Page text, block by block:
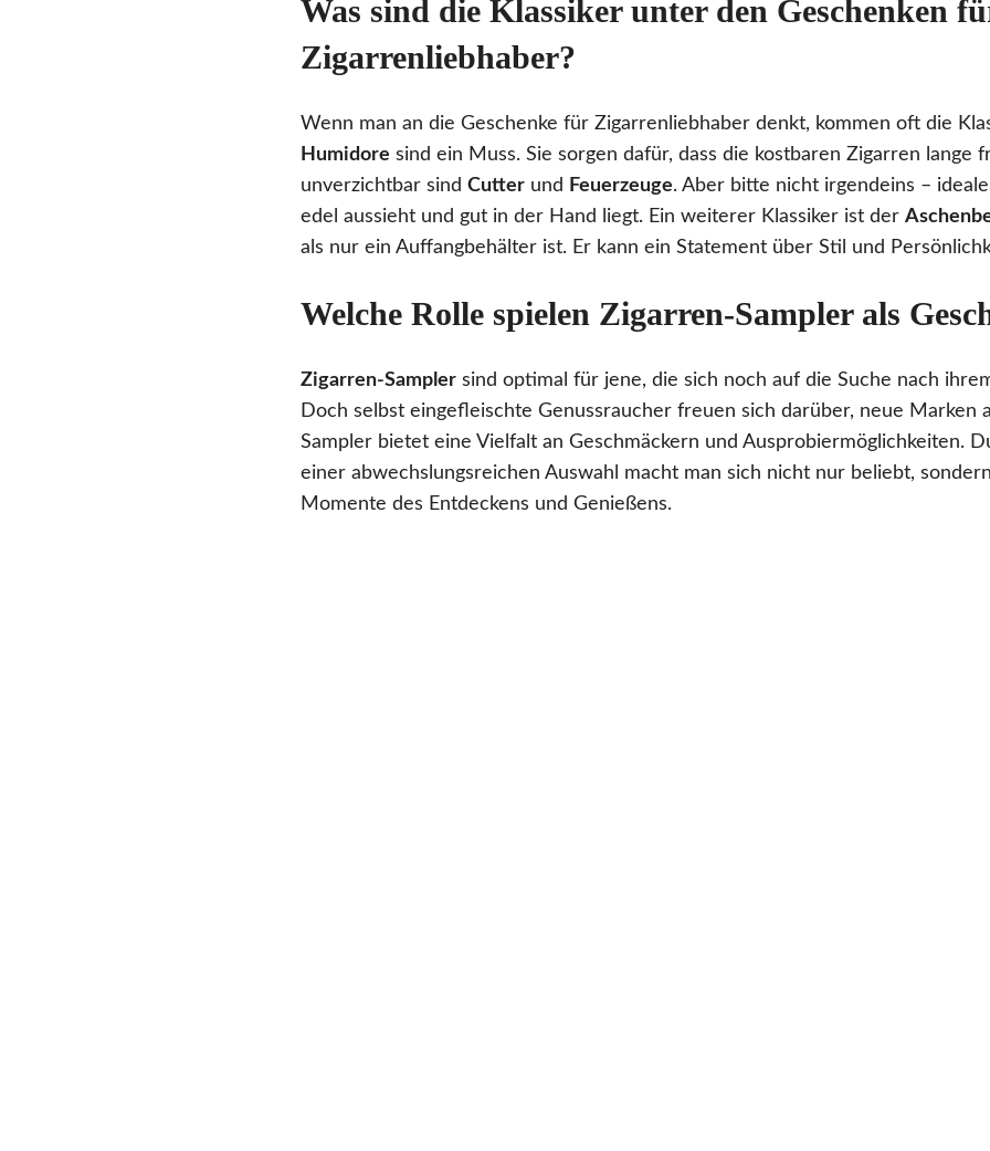
Was sind die Klassiker unter den Geschenken
Zigarrenliebhaber?
Wenn man an die Geschenke für Zigarrenliebhaber denkt, kommen oft die
Humidore sind ein Muss. Sie sorgen dafür, dass die kostbaren Zigarren lange
unverzichtbar sind Cutter und Feuerzeuge. Aber bitte nicht irgendeins –
edel aussieht und gut in der Hand liegt. Ein weiterer Klassiker ist der
als nur ein Auffangbehälter ist. Er kann ein Statement über Stil und
Welche Rolle spielen Zigarren-Sampler als
Zigarren-Sampler sind optimal für jene, die sich noch auf die Suche nach
Doch selbst eingefleischte Genussraucher freuen sich darüber, neue Marken
Sampler bietet eine Vielfalt an Geschmäckern und Ausprobiermöglichkeiten.
einer abwechslungsreichen Auswahl macht man sich nicht nur beliebt,
Momente des Entdeckens und Genießens.